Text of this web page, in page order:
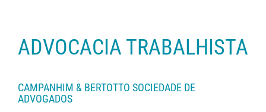
ADVOCACIA TRABALHISTA
CAMPANHIM & BERTOTTO SOCIEDADE DE
ADVOGADOS